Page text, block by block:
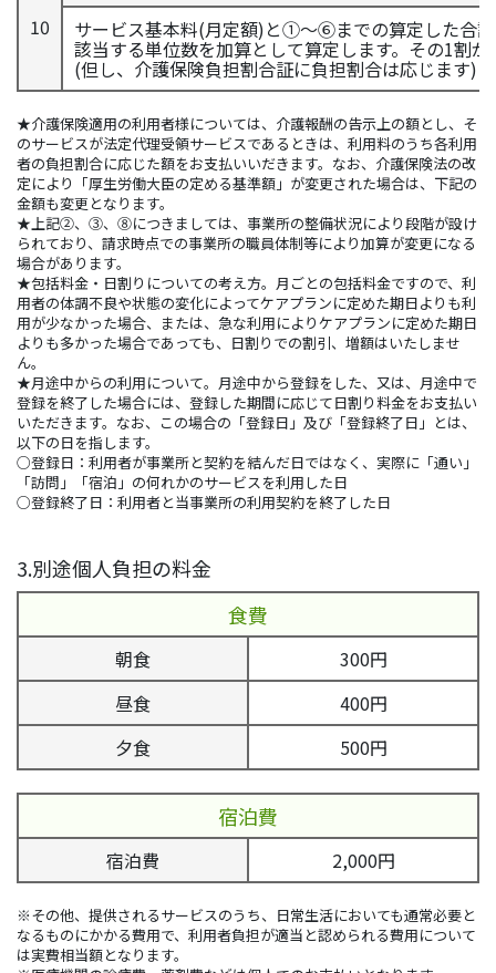
10
サービス基本料(月定額)と①～⑥までの算定した合
該当する単位数を加算として算定します。その1割
(但し、介護保険負担割合証に負担割合は応じます)
★介護保険適用の利用者様については、介護報酬の告示上の額とし、そ
のサービスが法定代理受領サービスであるときは、利用料のうち各利用
者の負担割合に応じた額をお支払いいだきます。なお、介護保険法の改
定により「厚生労働大臣の定める基準額」が変更された場合は、下記の
金額も変更となります。
★上記②、③、⑧につきましては、事業所の整備状況により段階が設け
られており、請求時点での事業所の職員体制等により加算が変更になる
場合があります。
★包括料金・日割りについての考え方。月ごとの包括料金ですので、利
用者の体調不良や状態の変化によってケアプランに定めた期日よりも利
用が少なかった場合、または、急な利用によりケアプランに定めた期日
よりも多かった場合であっても、日割りでの割引、増額はいたしませ
ん。
★月途中からの利用について。月途中から登録をした、又は、月途中で
登録を終了した場合には、登録した期間に応じて日割り料金をお支払い
いただきます。なお、この場合の「登録日」及び「登録終了日」とは、
以下の日を指します。
○登録日：利用者が事業所と契約を結んだ日ではなく、実際に「通い」
「訪問」「宿泊」の何れかのサービスを利用した日
○登録終了日：利用者と当事業所の利用契約を終了した日
3.別途個人負担の料金
食費
朝食
300円
昼食
400円
夕食
500円
宿泊費
宿泊費 2,000円
※その他、提供されるサービスのうち、日常生活においても通常必要と
なるものにかかる費用で、利用者負担が適当と認められる費用について
は実費相当額となります。